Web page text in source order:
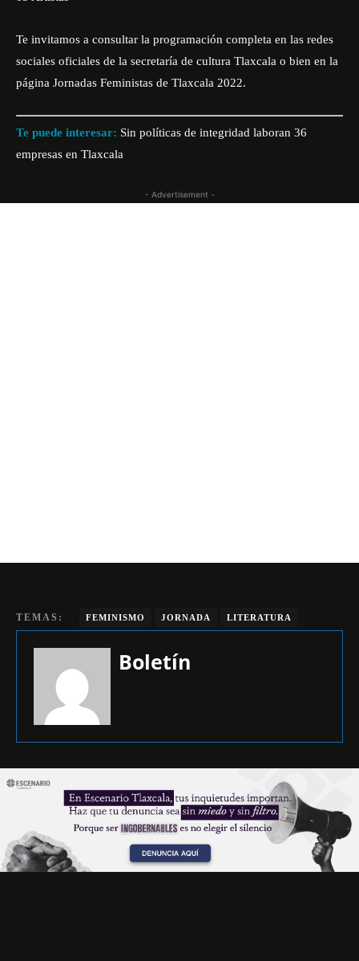
Te invitamos a consultar la programación completa en las redes
sociales oficiales de la secretaría de cultura Tlaxcala o bien en la
página Jornadas Feministas de Tlaxcala 2022.
Te puede interesar: Sin políticas de integridad laboran 36
empresas en Tlaxcala
- Advertisement -
TEMAS: FEMINISMO JORNADA LITERATURA
Boletín